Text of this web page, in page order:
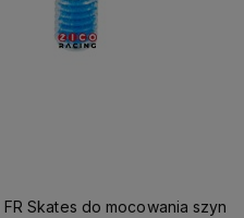
FR Skates do mocowania szyn